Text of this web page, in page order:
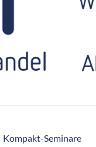
Kompakt-Seminare